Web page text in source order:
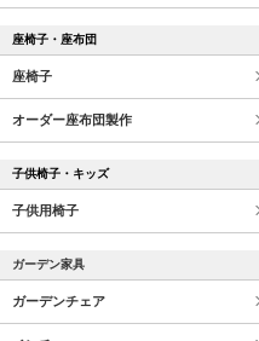
座椅子・座布団
座椅子
オーダー座布団製作
子供椅子・キッズ
子供用椅子
ガーデン家具
ガーデンチェア